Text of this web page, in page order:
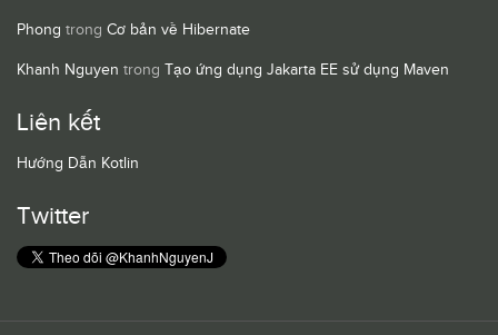
Phong trong Cơ bản về Hibernate
Khanh Nguyen trong Tạo ứng dụng Jakarta EE sử dụng Maven
Liên kết
Hướng Dẫn Kotlin
Twitter